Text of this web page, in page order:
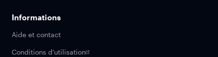
Informations
Aide et contact
Conditions d'utilisation